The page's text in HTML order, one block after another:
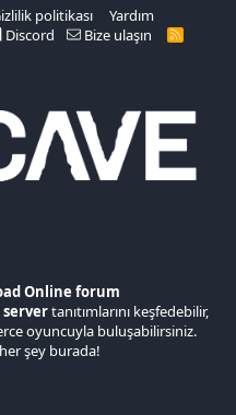
politikası
Yardım
Discord Bize ulaşın
R
Online forum
servertanıtımlarını keşfedebilir,
oyuncuyla buluşabilirsiniz.
şey burada!